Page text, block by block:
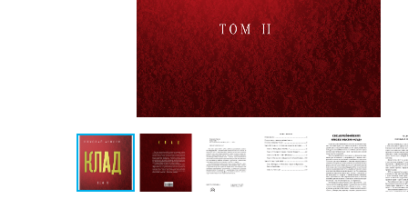
Конспирология
Политика
Религия